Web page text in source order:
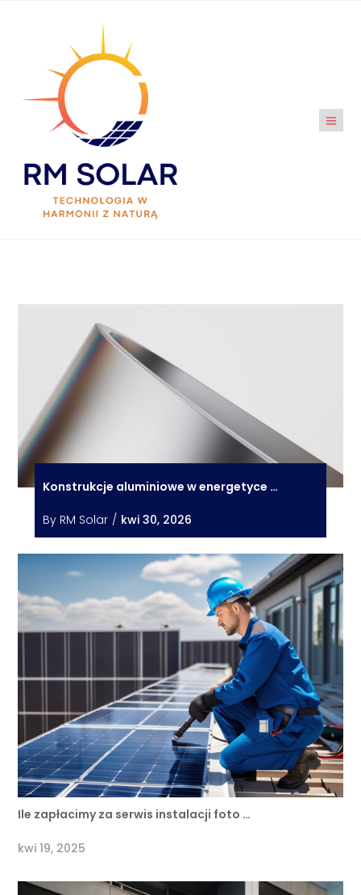
Konstrukcje aluminiowe w energetyce …
By RM Solar / kwi 30, 2026
Ile zapłacimy za serwis instalacji foto …
kwi 19, 2025